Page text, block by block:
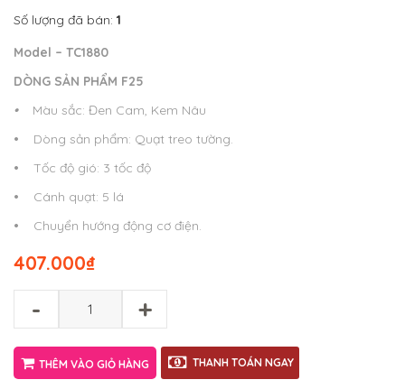
Số lượng đã bán: 1
Model – TC1880
DÒNG SẢN PHẨM F25
•
Màu sắc: Đen Cam, Kem Nâu
• Dòng sản phẩm: Quạt treo tường.
• Tốc độ gió: 3 tốc độ
• Cánh quạt: 5 lá
• Chuyển hướng động cơ điện.
₫
407.000
- +
THÊM VÀO GIỎ HÀNG THANH TOÁN NGAY